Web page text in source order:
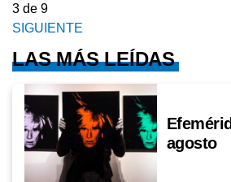
3 de 9
SIGUIENTE
LAS MÁS LEÍDAS
agosto